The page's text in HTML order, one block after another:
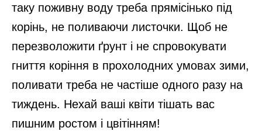
таку поживну воду треба прямісінько під
корінь, не поливаючи листочки. Щоб не
перезволожити ґрунт і не спровокувати
гниття коріння в прохолодних умовах зими,
поливати треба не частіше одного разу на
тиждень. Нехай ваші квіти тішать вас
пишним ростом і цвітінням!